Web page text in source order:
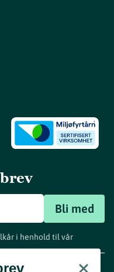
Bli med
i henhold til vår